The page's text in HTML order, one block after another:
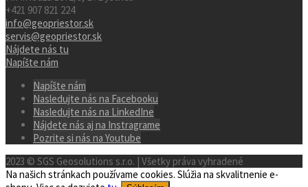
+421 907 821 224
info@geopriestor.sk
servis@geopriestor.sk
Nájdete nás tu
Napíšte nám
Napíšte nám
Nasledujte nás na Facebooku
Nasledujte nás na LinkedIne
Nájdete nás aj na Instragrame
Pozrite si nás na Youtube
2023 © SGS Geosolutions s.r.o. | Všetky práva vyhradené
Na našich stránkach používame cookies. Slúžia na skvalitnenie e-